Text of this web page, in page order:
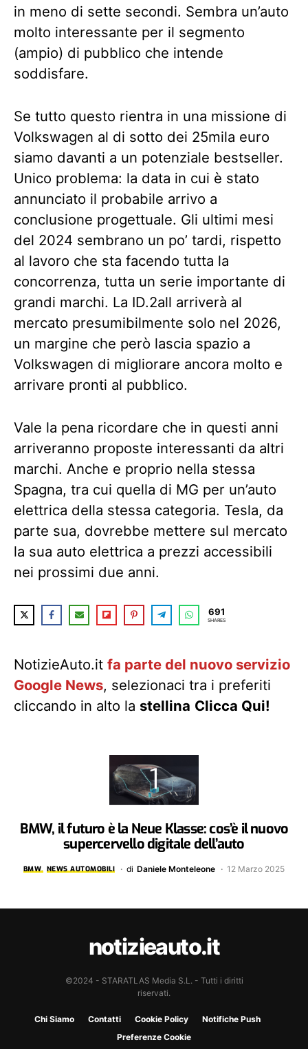
in meno di sette secondi. Sembra un’auto
molto interessante per il segmento
(ampio) di pubblico che intende
soddisfare.
Se tutto questo rientra in una missione di
Volkswagen al di sotto dei 25mila euro
siamo davanti a un potenziale bestseller.
Unico problema: la data in cui è stato
annunciato il probabile arrivo a
conclusione progettuale. Gli ultimi mesi
del 2024 sembrano un po’ tardi, rispetto
al lavoro che sta facendo tutta la
concorrenza, tutta un serie importante di
grandi marchi. La ID.2all arriverà al
mercato presumibilmente solo nel 2026,
un margine che però lascia spazio a
Volkswagen di migliorare ancora molto e
arrivare pronti al pubblico.
Vale la pena ricordare che in questi anni
arriveranno proposte interessanti da altri
marchi. Anche e proprio nella stessa
Spagna, tra cui quella di MG per un’auto
elettrica della stessa categoria. Tesla, da
parte sua, dovrebbe mettere sul mercato
la sua auto elettrica a prezzi accessibili
nei prossimi due anni.
691
SHARES
NotizieAuto.it fa parte del nuovo servizio
Google News, selezionaci tra i preferiti
cliccando in alto la stellina Clicca Qui!
BMW, il futuro è la Neue Klasse: cos’è il nuovo
supercervello digitale dell’auto
BMW NEWS AUTOMOBILI di Daniele Monteleone 12 Marzo 2025
notizieauto.it
©2024 - STARATLAS Media S.L. - Tutti i diritti
riservati.
Chi Siamo Contatti Cookie Policy
Notifiche Push
Preferenze Cookie